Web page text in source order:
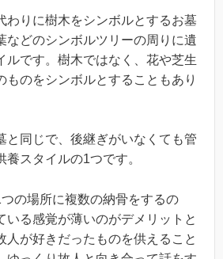
わりに樹木をシンボルとするお墓
などのシンボルツリーの周りに遺
ルです。樹木ではなく、花や芝生
ものをシンボルとすることもあり
と同じで、後継ぎがいなくても管
スタイルの1つです。
の場所に複数の納骨をするの
いる感覚が薄いのがデメリットと
人が好きだったものを供えること